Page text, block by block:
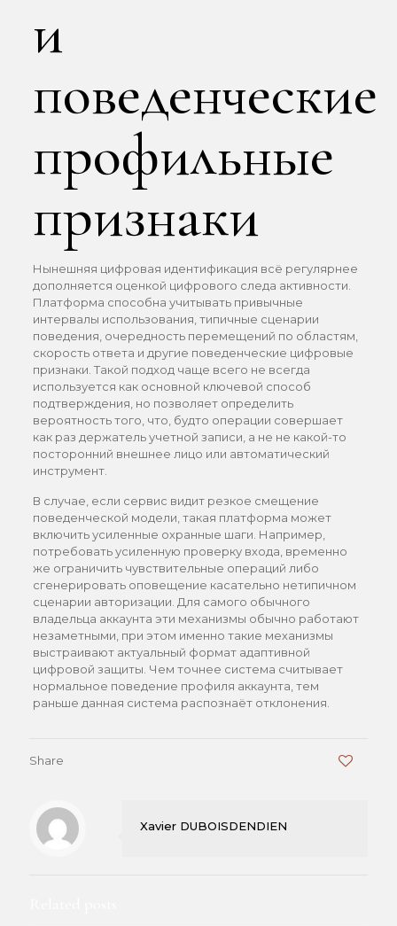
и
поведенческие
профильные
признаки
Нынешняя цифровая идентификация всё регулярнее
дополняется оценкой цифрового следа активности.
Платформа способна учитывать привычные
интервалы использования, типичные сценарии
поведения, очередность перемещений по областям,
скорость ответа и другие поведенческие цифровые
признаки. Такой подход чаще всего не всегда
используется как основной ключевой способ
подтверждения, но позволяет определить
вероятность того, что, будто операции совершает
как раз держатель учетной записи, а не не какой-то
посторонний внешнее лицо или автоматический
инструмент.
В случае, если сервис видит резкое смещение
поведенческой модели, такая платформа может
включить усиленные охранные шаги. Например,
потребовать усиленную проверку входа, временно
же ограничить чувствительные операций либо
сгенерировать оповещение касательно нетипичном
сценарии авторизации. Для самого обычного
владельца аккаунта эти механизмы обычно работают
незаметными, при этом именно такие механизмы
выстраивают актуальный формат адаптивной
цифровой защиты. Чем точнее система считывает
нормальное поведение профиля аккаунта, тем
раньше данная система распознаёт отклонения.
Share
Xavier DUBOISDENDIEN